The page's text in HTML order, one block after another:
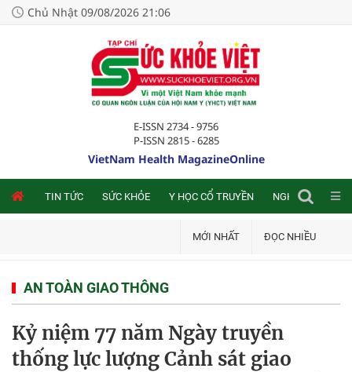
Chủ Nhật 09/08/2026 21:06
E-ISSN 2734 - 9756
P-ISSN 2815 - 6285
VietNam Health MagazineOnline
TIN TỨC SỨC KHỎE Y HỌC CỔ TRUYỀN NGHIÊN CỨU
MỚI NHẤT ĐỌC NHIỀU
AN TOÀN GIAO THÔNG
Kỷ niệm 77 năm Ngày truyền
thống lực lượng Cảnh sát giao